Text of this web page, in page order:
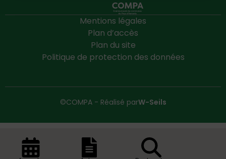
Mentions légales
Plan d’accès
Plan du site
Politique de protection des données
©COMPA - Réalisé parW-Seils